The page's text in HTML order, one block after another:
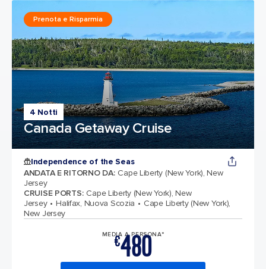
4 Notti
Canada Getaway Cruise
Prenota e Risparmia
Independence of the Seas
ANDATA E RITORNO DA: Cape Liberty (New York), New
Jersey
CRUISE PORTS: Cape Liberty (New York), New
Jersey
Halifax, Nuova Scozia
Cape Liberty (New York),
New Jersey
MEDIA A PERSONA*
€480